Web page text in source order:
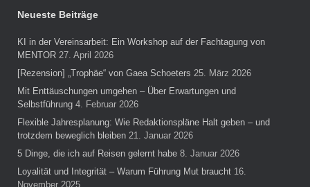
Neueste Beiträge
KI in der Vereinsarbeit: Ein Workshop auf der Fachtagung von
MENTOR 27. April 2026
[Rezension] „Trophäe“ von Gaea Schoeters 25. März 2026
Mit Enttäuschungen umgehen – Über Erwartungen und
Selbstführung 4. Februar 2026
Flexible Jahresplanung: Wie Redaktionspläne Halt geben – und
trotzdem beweglich bleiben 21. Januar 2026
5 Dinge, die ich auf Reisen gelernt habe 8. Januar 2026
Loyalität und Integrität – Warum Führung Mut braucht 16.
November 2025